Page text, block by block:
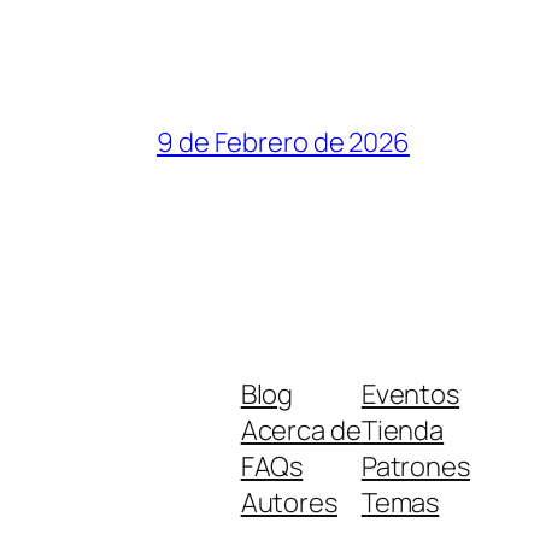
9 de Febrero de 2026
Blog
Acerca de
FAQs
Autores
Eventos
Tienda
Patrones
Temas